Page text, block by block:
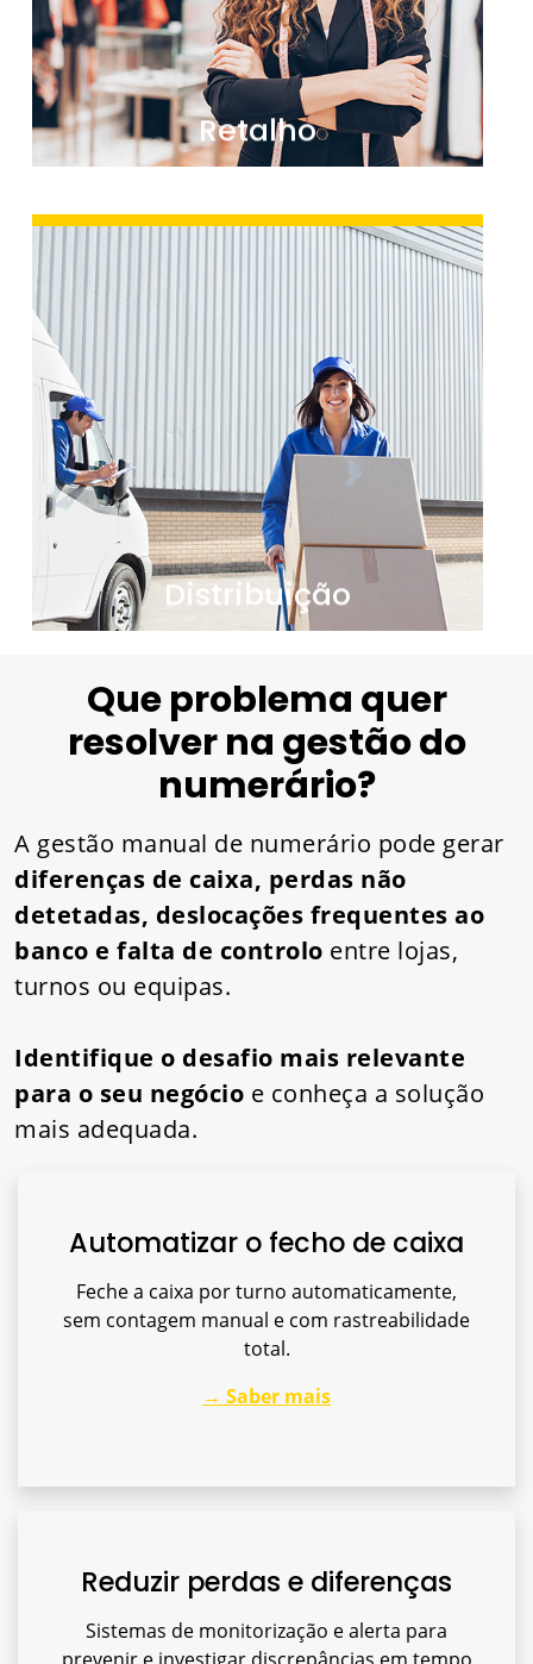
Retalho
Ver mais
Distribuição
distribuição é complexa devido ao volume de
vendas e ao elevado número de transações
em dinheiro vivo. Com a digitalização de
dinheiro vai poupar tempo e dinheiro.
Ver mais
Que problema quer
resolver na gestão do
numerário?
A gestão manual de numerário pode gerar
diferenças de caixa, perdas não
detetadas, deslocações frequentes ao
banco e falta de controlo entre lojas,
turnos ou equipas.
Identifique o desafio mais relevante
para o seu negócio e conheça a solução
mais adequada.
Automatizar o fecho de caixa
Feche a caixa por turno automaticamente,
sem contagem manual e com rastreabilidade
total.
→ Saber mais
Reduzir perdas e diferenças
Sistemas de monitorização e alerta para